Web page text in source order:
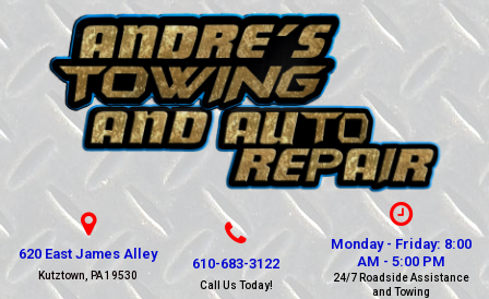
620 East James Alley
Kutztown, PA 19530
610-683-3122
Call Us Today!
Monday - Friday: 8:00
AM - 5:00 PM
24/7 Roadside Assistance
and Towing